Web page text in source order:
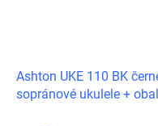
Ashton UKE 110 BK
sopránové ukulele + obal